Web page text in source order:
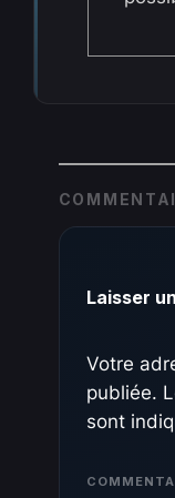
Laisser
Votre
publiée.
sont